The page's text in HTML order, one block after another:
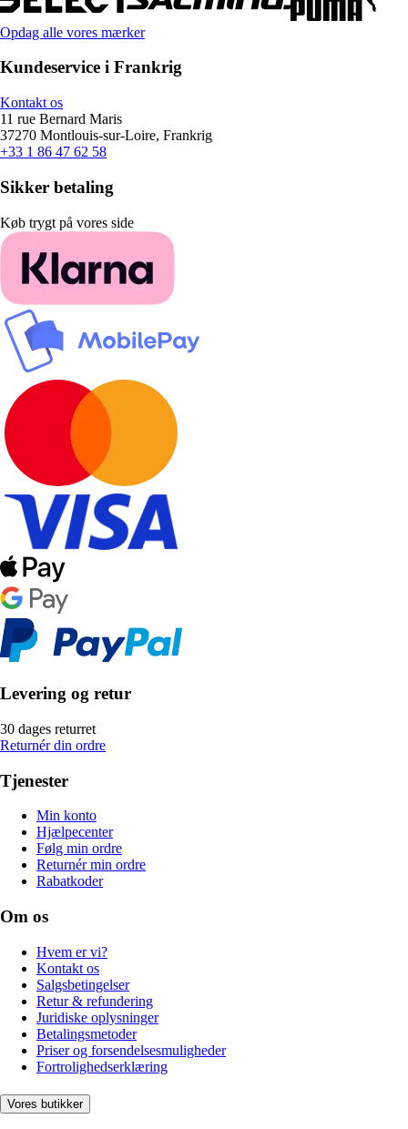
Opdag alle vores mærker
Kundeservice i Frankrig
Kontakt os
11 rue Bernard Maris
37270 Montlouis-sur-Loire, Frankrig
+33 1 86 47 62 58
Sikker betaling
Køb trygt på vores side
Levering og retur
30 dages returret
Returnér din ordre
Tjenester
Min konto
Hjælpecenter
Følg min ordre
Returnér min ordre
Rabatkoder
Om os
Hvem er vi?
Kontakt os
Salgsbetingelser
Retur & refundering
Juridiske oplysninger
Betalingsmetoder
Priser og forsendelsesmuligheder
Fortrolighedserklæring
Vores butikker